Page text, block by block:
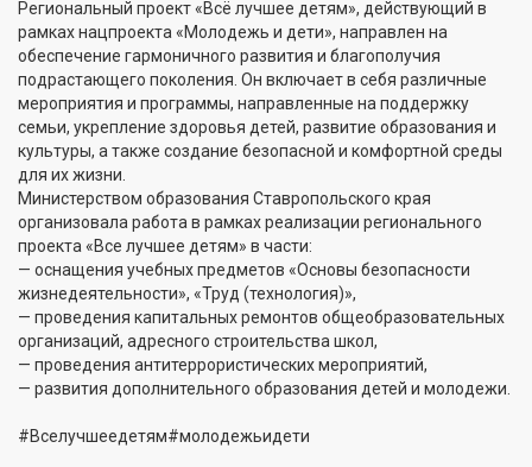
Региональный проект «Всё лучшее детям», действующий в
рамках нацпроекта «Молодежь и дети», направлен на
обеспечение гармоничного развития и благополучия
подрастающего поколения. Он включает в себя различные
мероприятия и программы, направленные на поддержку
семьи, укрепление здоровья детей, развитие образования и
культуры, а также создание безопасной и комфортной среды
для их жизни.
Министерством образования Ставропольского края
организовала работа в рамках реализации регионального
проекта «Все лучшее детям» в части:
— оснащения учебных предметов «Основы безопасности
жизнедеятельности», «Труд (технология)»,
— проведения капитальных ремонтов общеобразовательных
организаций, адресного строительства школ,
— проведения антитеррористических мероприятий,
— развития дополнительного образования детей и молодежи.
#Вселучшеедетям#молодежьидети